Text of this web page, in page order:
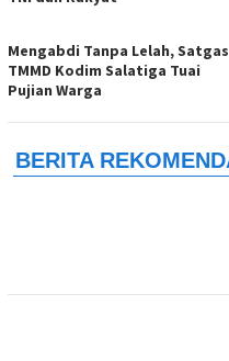
Mengabdi Tanpa Lelah, Satgas
TMMD Kodim Salatiga Tuai
Pujian Warga